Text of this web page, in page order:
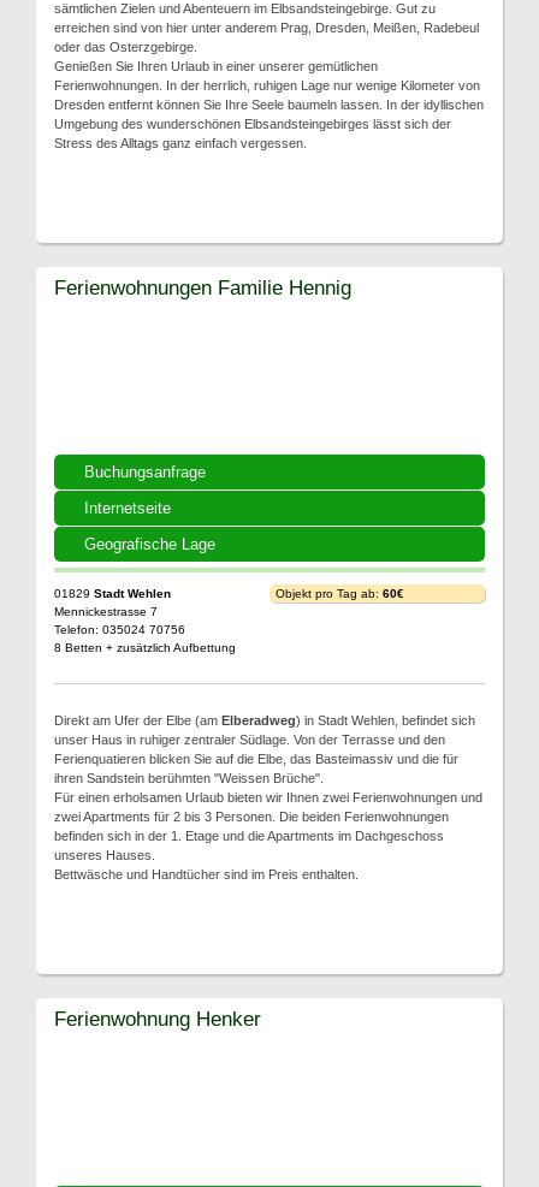
sämtlichen Zielen und Abenteuern im Elbsandsteingebirge. Gut zu
erreichen sind von hier unter anderem Prag, Dresden, Meißen, Radebeul
oder das Osterzgebirge.
Genießen Sie Ihren Urlaub in einer unserer gemütlichen
Ferienwohnungen. In der herrlich, ruhigen Lage nur wenige Kilometer von
Dresden entfernt können Sie Ihre Seele baumeln lassen. In der idyllischen
Umgebung des wunderschönen Elbsandsteingebirges lässt sich der
Stress des Alltags ganz einfach vergessen.
Buchungsanfrage
Internetseite
Geografische Lage
Ferienwohnungen Familie Hennig
01829 Stadt Wehlen
Mennickestrasse 7
Telefon: 035024 70756
8 Betten + zusätzlich Aufbettung
Objekt pro Tag ab: 60€
Direkt am Ufer der Elbe (am Elberadweg) in Stadt Wehlen, befindet sich
unser Haus in ruhiger zentraler Südlage. Von der Terrasse und den
Ferienquatieren blicken Sie auf die Elbe, das Basteimassiv und die für
ihren Sandstein berühmten "Weissen Brüche".
Für einen erholsamen Urlaub bieten wir Ihnen zwei Ferienwohnungen und
zwei Apartments für 2 bis 3 Personen. Die beiden Ferienwohnungen
befinden sich in der 1. Etage und die Apartments im Dachgeschoss
unseres Hauses.
Bettwäsche und Handtücher sind im Preis enthalten.
Ferienwohnung Henker